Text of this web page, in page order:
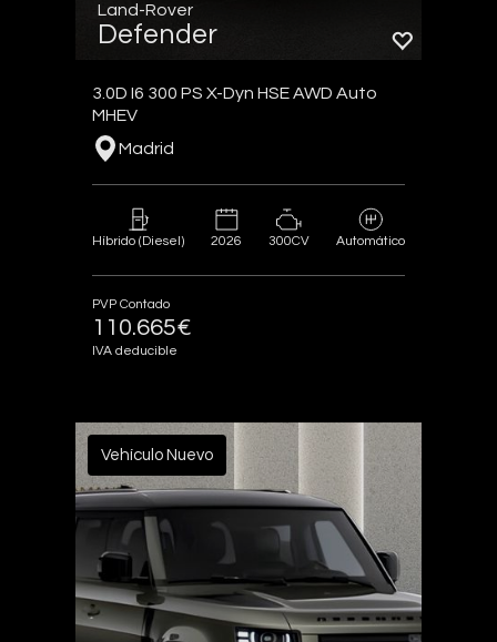
Land-Rover
Defender
3.0D I6 300 PS X-Dyn HSE AWD Auto
MHEV
Madrid
Híbrido (Diesel) 2026 300CV Automático
PVP Contado
110.665€
IVA deducible
Vehículo Nuevo